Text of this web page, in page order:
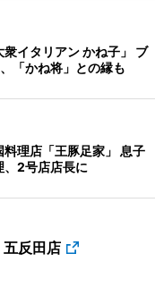
イタリアン かね子」 ブ
「かね将」との縁も
理店「王豚足家」 息子
、2号店店長に
五反田店